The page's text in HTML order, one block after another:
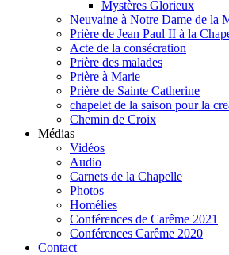
Mystères Glorieux
Neuvaine à Notre Dame de la
Prière de Jean Paul II à la
Acte de la consécration
Prière des malades
Prière à Marie
Prière de Sainte Catherine
chapelet de la saison pour la
Chemin de Croix
Médias
Vidéos
Audio
Carnets de la Chapelle
Photos
Homélies
Conférences de Carême 2021
Conférences Carême 2020
Contact